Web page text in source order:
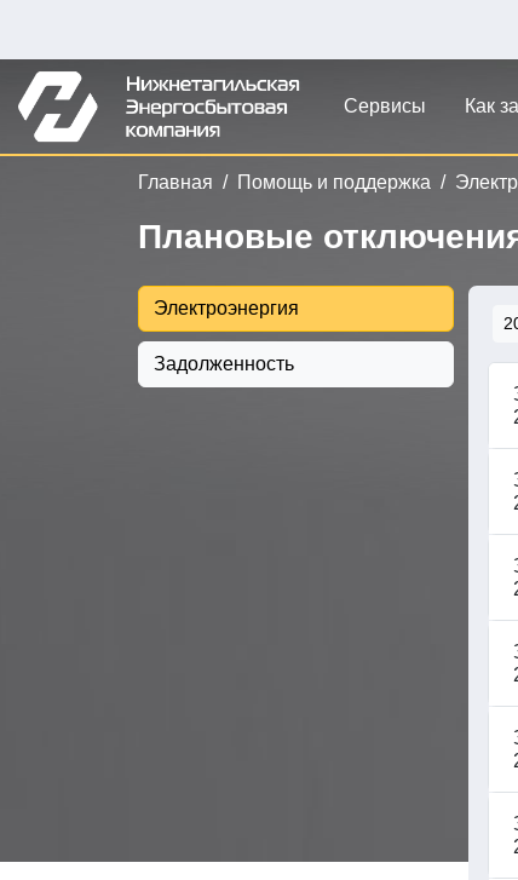
Сервисы Как
Главная Помощь и поддержка
Плановые
Электроэнергия
Задолженность